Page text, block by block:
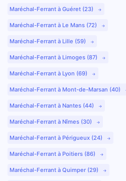
Maréchal-Ferrant à Guéret (23)
Maréchal-Ferrant à Le Mans (72)
Maréchal-Ferrant à Lille (59)
Maréchal-Ferrant à Limoges (87)
Maréchal-Ferrant à Lyon (69)
Maréchal-Ferrant à Mont-de-Marsan (40)
Maréchal-Ferrant à Nantes (44)
Maréchal-Ferrant à Nîmes (30)
Maréchal-Ferrant à Périgueux (24)
Maréchal-Ferrant à Poitiers (86)
Maréchal-Ferrant à Quimper (29)